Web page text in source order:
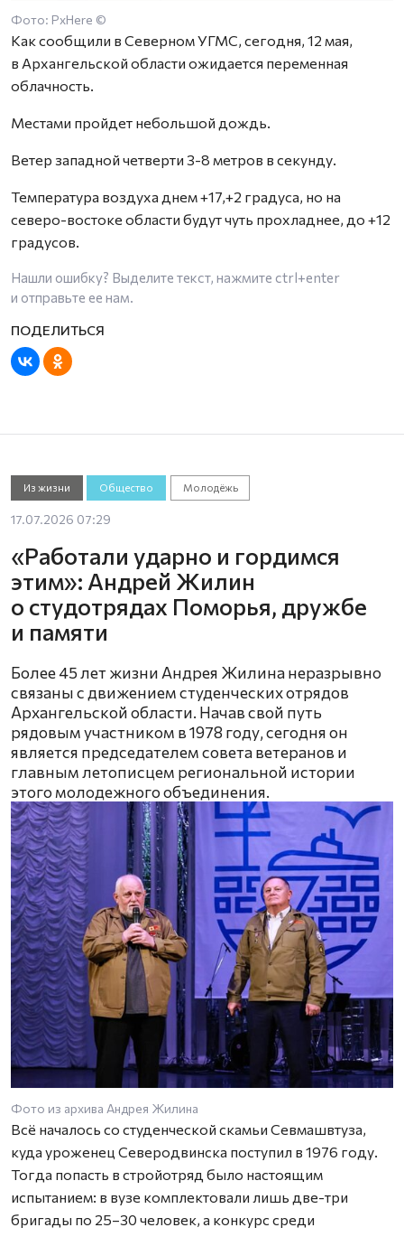
Фото: PxHere ©
Как сообщили в Северном УГМС, сегодня, 12 мая,
в Архангельской области ожидается переменная
облачность.
Местами пройдет небольшой дождь.
Ветер западной четверти 3-8 метров в секунду.
Температура воздуха днем +17,+2 градуса, но на
северо-востоке области будут чуть прохладнее, до +12
градусов.
Нашли ошибку? Выделите текст, нажмите ctrl+enter
и отправьте ее нам.
Из жизни Общество Молодёжь
17.07.2026 07:29
«Работали ударно и гордимся
этим»: Андрей Жилин
о студотрядах Поморья, дружбе
и памяти
Более 45 лет жизни Андрея Жилина неразрывно
связаны с движением студенческих отрядов
Архангельской области. Начав свой путь
рядовым участником в 1978 году, сегодня он
является председателем совета ветеранов и
главным летописцем региональной истории
этого молодежного объединения.
Фото из архива Андрея Жилина
Всё началось со студенческой скамьи Севмашвтуза,
куда уроженец Северодвинска поступил в 1976 году.
Тогда попасть в стройотряд было настоящим
испытанием: в вузе комплектовали лишь две-три
бригады по 25–30 человек, а конкурс среди